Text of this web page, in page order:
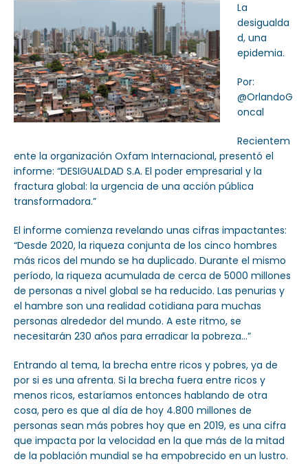
La
desigualda
d, una
epidemia.
Por:
@OrlandoG
oncal
Recientem
ente la organización Oxfam Internacional, presentó el
informe: “DESIGUALDAD S.A. El poder empresarial y la
fractura global: la urgencia de una acción pública
transformadora.”
El informe comienza revelando unas cifras impactantes:
“Desde 2020, la riqueza conjunta de los cinco hombres
más ricos del mundo se ha duplicado. Durante el mismo
período, la riqueza acumulada de cerca de 5000 millones
de personas a nivel global se ha reducido. Las penurias y
el hambre son una realidad cotidiana para muchas
personas alrededor del mundo. A este ritmo, se
necesitarán 230 años para erradicar la pobreza…”
Entrando al tema, la brecha entre ricos y pobres, ya de
por si es una afrenta. Si la brecha fuera entre ricos y
menos ricos, estaríamos entonces hablando de otra
cosa, pero es que al día de hoy 4.800 millones de
personas sean más pobres hoy que en 2019, es una cifra
que impacta por la velocidad en la que más de la mitad
de la población mundial se ha empobrecido en un lustro.